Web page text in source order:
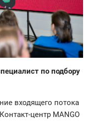
по подбору
входящего потока
центр MANGO